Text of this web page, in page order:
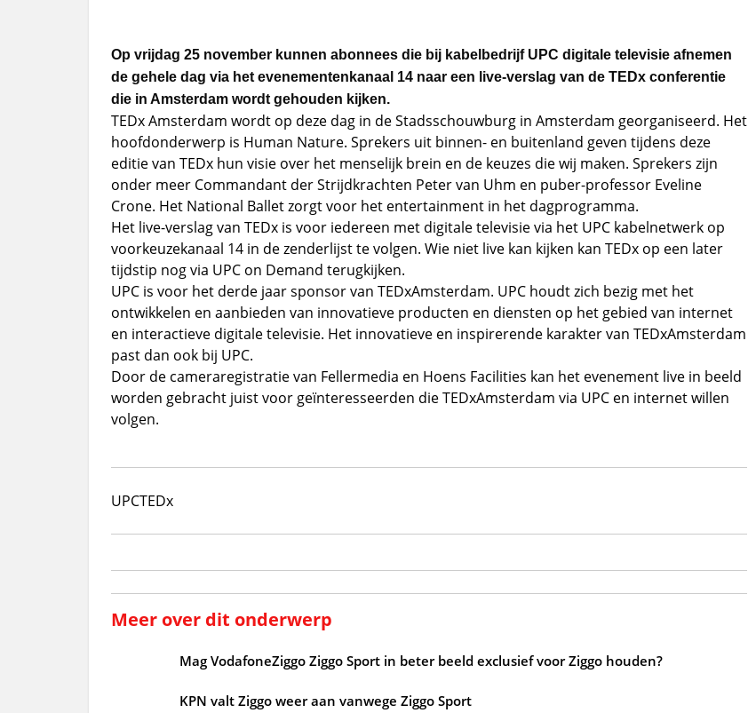
Op vrijdag 25 november kunnen abonnees die bij kabelbedrijf UPC digitale televisie afnemen
de gehele dag via het evenementenkanaal 14 naar een live-verslag van de TEDx conferentie
die in Amsterdam wordt gehouden kijken.
TEDx Amsterdam wordt op deze dag in de Stadsschouwburg in Amsterdam georganiseerd. Het
hoofdonderwerp is Human Nature. Sprekers uit binnen- en buitenland geven tijdens deze
editie van TEDx hun visie over het menselijk brein en de keuzes die wij maken. Sprekers zijn
onder meer Commandant der Strijdkrachten Peter van Uhm en puber-professor Eveline
Crone. Het National Ballet zorgt voor het entertainment in het dagprogramma.
Het live-verslag van TEDx is voor iedereen met digitale televisie via het UPC kabelnetwerk op
voorkeuzekanaal 14 in de zenderlijst te volgen. Wie niet live kan kijken kan TEDx op een later
tijdstip nog via UPC on Demand terugkijken.
UPC is voor het derde jaar sponsor van TEDxAmsterdam. UPC houdt zich bezig met het
ontwikkelen en aanbieden van innovatieve producten en diensten op het gebied van internet
en interactieve digitale televisie. Het innovatieve en inspirerende karakter van TEDxAmsterdam
past dan ook bij UPC.
Door de cameraregistratie van Fellermedia en Hoens Facilities kan het evenement live in beeld
worden gebracht juist voor geïnteresseerden die TEDxAmsterdam via UPC en internet willen
volgen.
UPCTEDx
Meer over dit onderwerp
Mag VodafoneZiggo Ziggo Sport in beter beeld exclusief voor Ziggo houden?
KPN valt Ziggo weer aan vanwege Ziggo Sport